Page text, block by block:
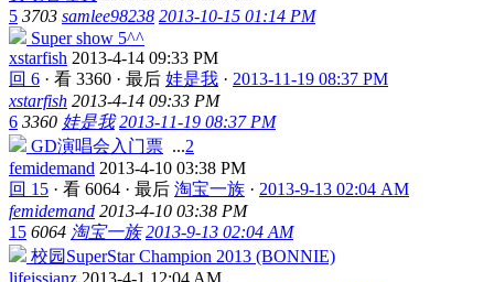
5 3703 samlee98238 2013-10-15 01:14 PM
Super show 5^^
xstarfish 2013-4-14 09:33 PM
回 6 · 看 3360 · 最后 娃是我 · 2013-11-19 08:37 PM
xstarfish 2013-4-14 09:33 PM
6 3360 娃是我 2013-11-19 08:37 PM
GD演唱会入门票 ...2
femidemand 2013-4-10 03:38 PM
回 15 · 看 6064 · 最后 淘宝一族 · 2013-9-13 02:04 AM
femidemand 2013-4-10 03:38 PM
15 6064 淘宝一族 2013-9-13 02:04 AM
校园SuperStar Champion 2013 (BONNIE)